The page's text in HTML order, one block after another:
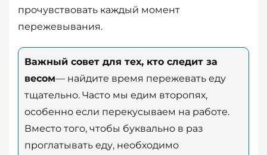
прочувствовать каждый момент
пережевывания.
Важный совет для тех, кто следит за
весом— найдите время пережевать еду
тщательно. Часто мы едим второпях,
особенно если перекусываем на работе.
Вместо того, чтобы буквально в раз
проглатывать еду, необходимо